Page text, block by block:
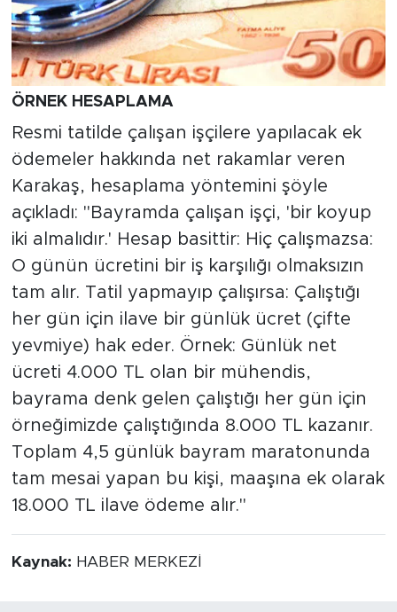
ÖRNEK HESAPLAMA
Resmi tatilde çalışan işçilere yapılacak ek
ödemeler hakkında net rakamlar veren
Karakaş, hesaplama yöntemini şöyle
açıkladı: "Bayramda çalışan işçi, 'bir koyup
iki almalıdır.' Hesap basittir: Hiç çalışmazsa:
O günün ücretini bir iş karşılığı olmaksızın
tam alır. Tatil yapmayıp çalışırsa: Çalıştığı
her gün için ilave bir günlük ücret (çifte
yevmiye) hak eder. Örnek: Günlük net
ücreti 4.000 TL olan bir mühendis,
bayrama denk gelen çalıştığı her gün için
örneğimizde çalıştığında 8.000 TL kazanır.
Toplam 4,5 günlük bayram maratonunda
tam mesai yapan bu kişi, maaşına ek olarak
18.000 TL ilave ödeme alır."
Kaynak: HABER MERKEZİ